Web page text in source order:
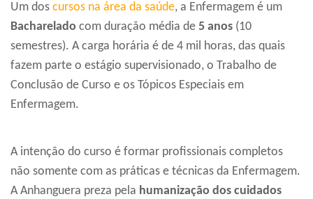
Um dos cursos na área da saúde, a Enfermagem é um
Bacharelado com duração média de 5 anos (10
semestres). A carga horária é de 4 mil horas, das quais
fazem parte o estágio supervisionado, o Trabalho de
Conclusão de Curso e os Tópicos Especiais em
Enfermagem.
A intenção do curso é formar profissionais completos
não somente com as práticas e técnicas da Enfermagem.
A Anhanguera preza pela humanização dos cuidados